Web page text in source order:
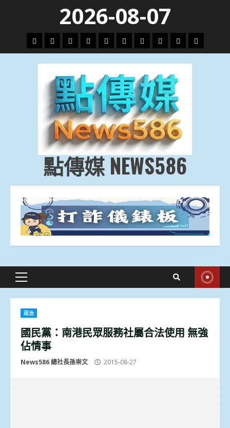
content
2026-08-07
頭
條
財
經
地
方.
會
文
教.
技
專
題
娛
樂
劇
政
治
國
際
運
動
生
活
點傳媒 NEWS586
Primary
政治
國民黨：南港民眾服務社屬合法使用 無強
佔情事
News586 總社長孫崇文 2015-08-27